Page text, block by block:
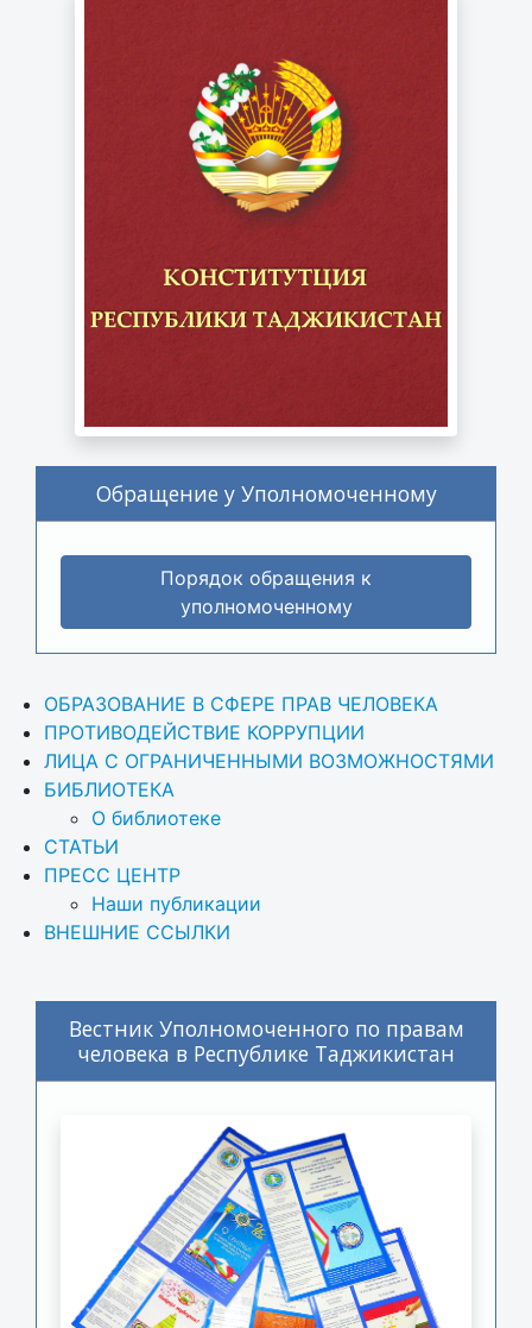
Обращение у Уполномоченному
Порядок обращения к
уполномоченному
ОБРАЗОВАНИЕ В СФЕРЕ ПРАВ ЧЕЛОВЕКА
ПРОТИВОДЕЙСТВИЕ КОРРУПЦИИ
ЛИЦА С ОГРАНИЧЕННЫМИ ВОЗМОЖНОСТЯМИ
БИБЛИОТЕКА
О библиотеке
СТАТЬИ
ПРЕСС ЦЕНТР
Наши публикации
ВНЕШНИЕ ССЫЛКИ
Вестник Уполномоченного по правам
человека в Республике Таджикистан